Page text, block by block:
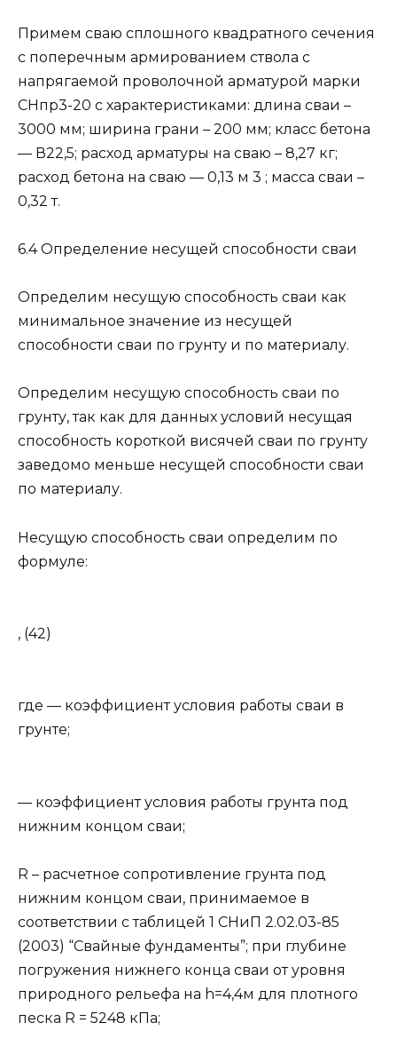
Примем сваю сплошного квадратного сечения
с поперечным армированием ствола с
напрягаемой проволочной арматурой марки
СНпр3-20 с характеристиками: длина сваи –
3000 мм; ширина грани – 200 мм; класс бетона
— В22,5; расход арматуры на сваю – 8,27 кг;
расход бетона на сваю — 0,13 м 3 ; масса сваи –
0,32 т.
6.4 Определение несущей способности сваи
Определим несущую способность сваи как
минимальное значение из несущей
способности сваи по грунту и по материалу.
Определим несущую способность сваи по
грунту, так как для данных условий несущая
способность короткой висячей сваи по грунту
заведомо меньше несущей способности сваи
по материалу.
Несущую способность сваи определим по
формуле:
, (42)
где — коэффициент условия работы сваи в
грунте;
— коэффициент условия работы грунта под
нижним концом сваи;
R – расчетное сопротивление грунта под
нижним концом сваи, принимаемое в
соответствии с таблицей 1 СНиП 2.02.03-85
(2003) “Свайные фундаменты”; при глубине
погружения нижнего конца сваи от уровня
природного рельефа на h=4,4м для плотного
песка R = 5248 кПа;